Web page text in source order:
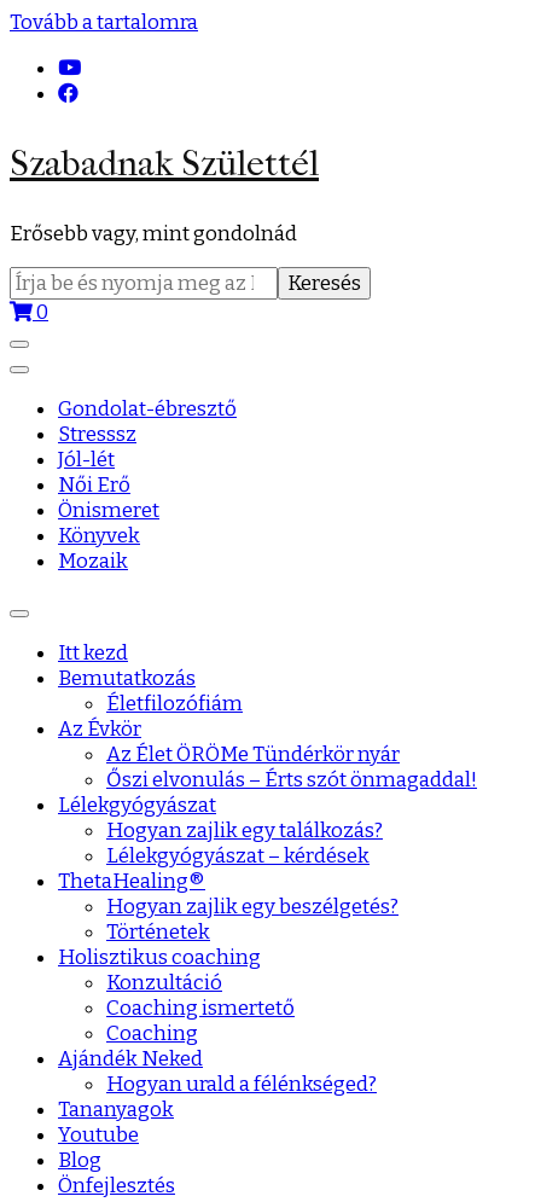
Tovább a tartalomra
Szabadnak Születtél
Erősebb vagy, mint gondolnád
Keresés:
0
Gondolat-ébresztő
Stresssz
Jól-lét
Női Erő
Önismeret
Könyvek
Mozaik
Itt kezd
Bemutatkozás
Életfilozófiám
Az Évkör
Az Élet ÖRÖMe Tündérkör nyár
Őszi elvonulás – Érts szót önmagaddal!
Lélekgyógyászat
Hogyan zajlik egy találkozás?
Lélekgyógyászat – kérdések
ThetaHealing®
Hogyan zajlik egy beszélgetés?
Történetek
Holisztikus coaching
Konzultáció
Coaching ismertető
Coaching
Ajándék Neked
Hogyan urald a félénkséged?
Tananyagok
Youtube
Blog
Önfejlesztés